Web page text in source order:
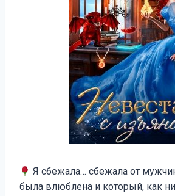
Я сбежала… сбежала от
была влюблена и который, как